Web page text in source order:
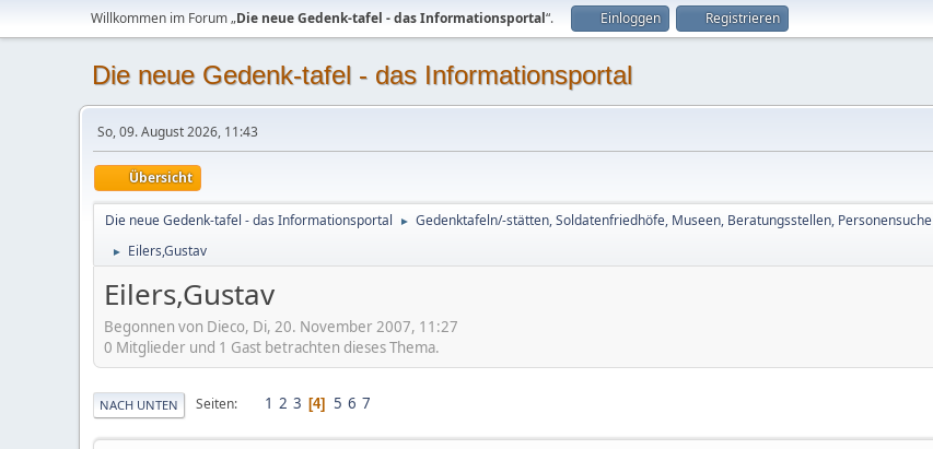
Willkommen im Forum „Die neue Gedenk-tafel - das Informationsportal“. Einloggen Registrieren
Die neue Gedenk-tafel - das Informationsportal
So, 09. August 2026, 11:43
Übersicht
Die neue Gedenk-tafel - das Informationsportal ► Gedenktafeln/-stätten, Soldatenfriedhöfe, Museen, Beratungsstellen, Personensuche
► Eilers,Gustav
Eilers,Gustav
Begonnen von Dieco, Di, 20. November 2007, 11:27
0 Mitglieder und 1 Gast betrachten dieses Thema.
NACH UNTEN Seiten 1 2 3 4 5 6 7